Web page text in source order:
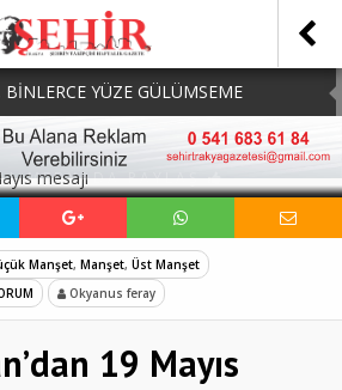
YÜZE GÜLÜMSEME
TOPAK: ‘SOSYAL
HİÇBİR HEMŞERİMİZİ YALNIZ
Yeni Dönem Başladı:
Üreticiyi Yalnız Bırakmadı
GÖNÜLLERDE DAYANIŞMAYI
MEDYADA PAYLAŞ
Manşet, Manşet, Üst Manşet
Okyanus feray
19 Mayıs